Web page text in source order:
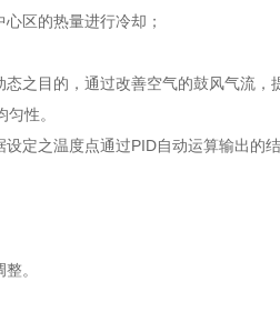
区的热量进行冷却；
之目的，通过改善空气的鼓风气流，
性。
定之温度点通过PID自动运算输出的
。